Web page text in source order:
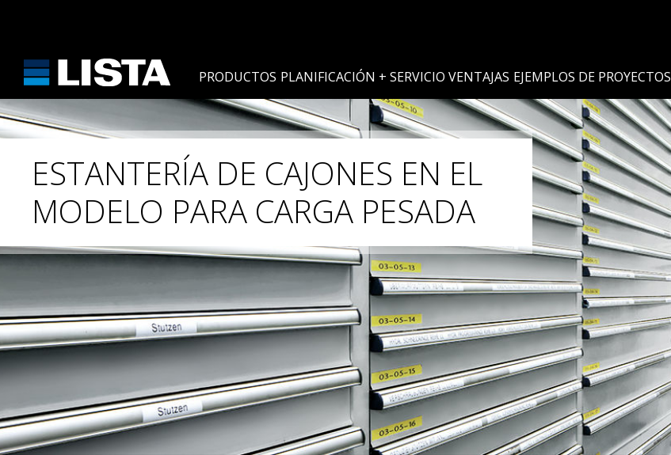
PRODUCTOS PLANIFICACIÓN + SERVICIO VENTAJAS EJEMPLOS DE PROYECTOS
ESTANTERÍA DE CAJONES EN EL
MODELO PARA CARGA PESADA